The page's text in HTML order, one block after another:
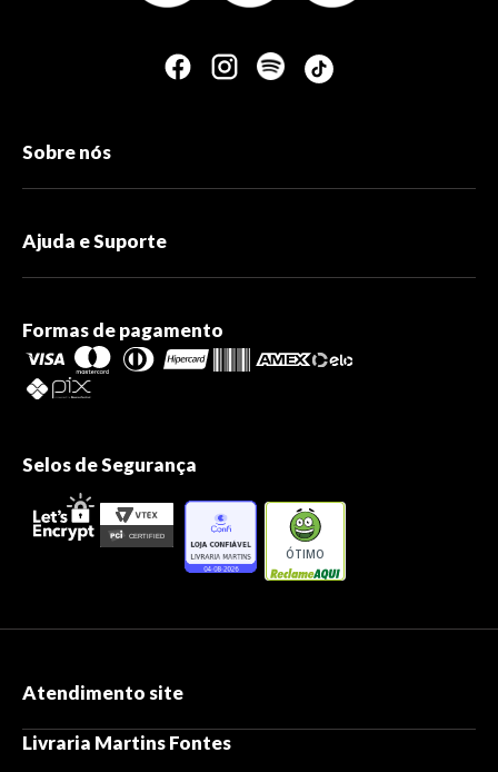
Sobre nós
Ajuda e Suporte
Formas de pagamento
Selos de Segurança
ÓTIMO
Atendimento site
Livraria Martins Fontes